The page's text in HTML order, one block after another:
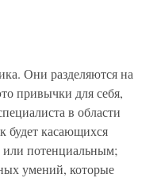
Они разделяются на
привычки для себя,
в области
будет касающихся
потенциальным;
умений, которые